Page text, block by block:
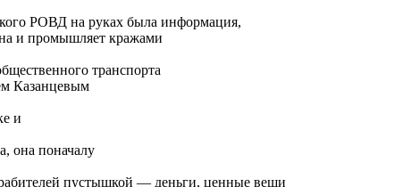
РОВД на руках была информация,
и промышляет кражами
транспорта
Казанцевым
и
она поначалу
пустышкой — деньги, ценные вещи